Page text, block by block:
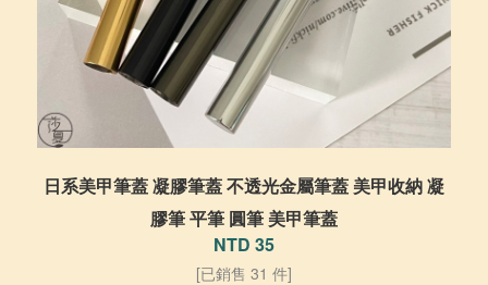
日系美甲筆蓋 凝膠筆蓋 不透光金屬筆蓋 美甲收納 凝
膠筆 平筆 圓筆 美甲筆蓋
NTD 35
[已銷售 31 件]